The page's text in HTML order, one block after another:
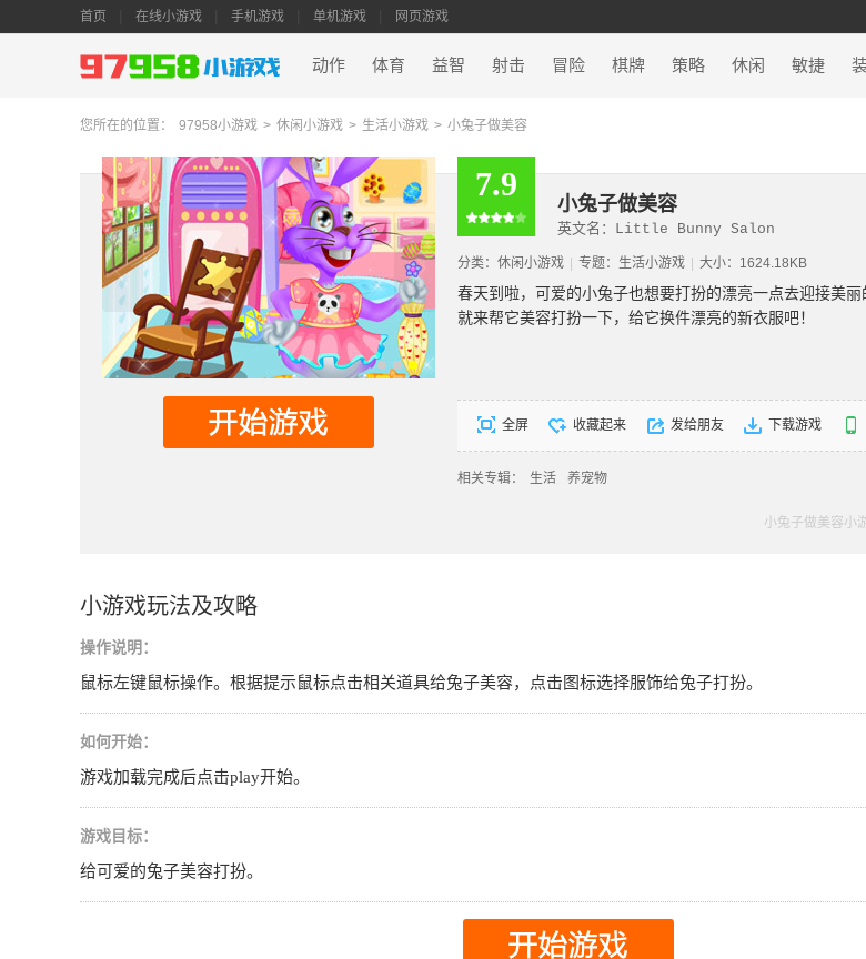
首页 在线小游戏 手机游戏 单机游戏 网页游戏
动作 体育 益智 射击 冒险 棋牌 策略 休闲 敏捷
您所在的位置： 97958小游戏 > 休闲小游戏 > 生活小游戏 > 小兔子做美容
7.9
小兔子做美容
英文名：Little Bunny Salon
分类： 休闲小游戏 专题： 生活小游戏 大小：1624.18KB
春天到啦，可爱的小兔子也想要打扮的漂亮一点去迎接美丽
就来帮它美容打扮一下，给它换件漂亮的新衣服吧！
全屏 收藏起来 发给朋友 下载游戏
相关专辑： 生活 养宠物
小兔子做美容小
小游戏玩法及攻略
操作说明：
鼠标左键鼠标操作。根据提示鼠标点击相关道具给兔子美容，点击图标选择服饰给兔子打扮。
如何开始：
游戏加载完成后点击play开始。
游戏目标：
给可爱的兔子美容打扮。